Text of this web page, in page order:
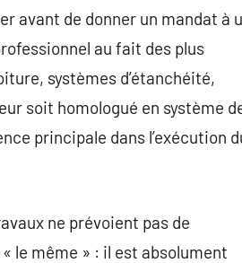
avant de donner un mandat à
au fait des plus
systèmes d’étanchéité,
soit homologué en système
principale dans l’exécution
ne prévoient pas de
le même » : il est absolument